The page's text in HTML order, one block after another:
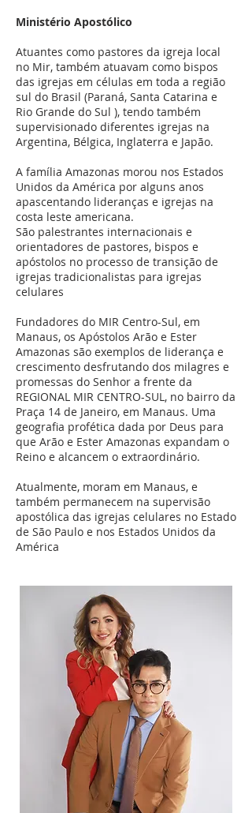
Ministério Apostólico
Atuantes como pastores da igreja local
no Mir, também atuavam como bispos
das igrejas em células em toda a região
sul do Brasil (Paraná, Santa Catarina e
Rio Grande do Sul ), tendo também
supervisionado diferentes igrejas na
Argentina, Bélgica, Inglaterra e Japão.
A família Amazonas morou nos Estados
Unidos da América por alguns anos
apascentando lideranças e igrejas na
costa leste americana.
São palestrantes internacionais e
orientadores de pastores, bispos e
apóstolos no processo de transição de
igrejas tradicionalistas para igrejas
celulares
Fundadores do MIR Centro-Sul, em
Manaus, os Apóstolos Arão e Ester
Amazonas são exemplos de liderança e
crescimento desfrutando dos milagres e
promessas do Senhor a frente da
REGIONAL MIR CENTRO-SUL, no bairro da
Praça 14 de Janeiro, em Manaus. Uma
geografia profética dada por Deus para
que Arão e Ester Amazonas expandam o
Reino e alcancem o extraordinário.
Atualmente, moram em Manaus, e
também permanecem na supervisão
apostólica das igrejas celulares no Estado
de São Paulo e nos Estados Unidos da
América